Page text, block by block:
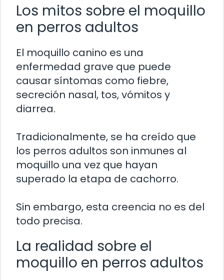
Los mitos sobre el moquillo
en perros adultos
El moquillo canino es una
enfermedad grave que puede
causar síntomas como fiebre,
secreción nasal, tos, vómitos y
diarrea.
Tradicionalmente, se ha creído que
los perros adultos son inmunes al
moquillo una vez que hayan
superado la etapa de cachorro.
Sin embargo, esta creencia no es del
todo precisa.
La realidad sobre el
moquillo en perros adultos